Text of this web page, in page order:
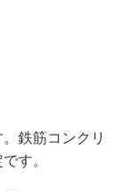
鉄筋コンクリ
す。